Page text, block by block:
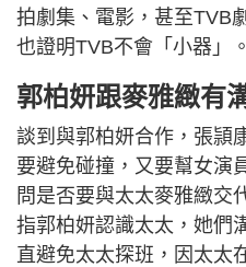
拍劇集、電影，甚至TVB
也證明TVB不會「小器」。
郭柏妍跟麥雅緻有
談到與郭柏妍合作，張頴
要避免碰撞，又要幫女演
問是否要與太太麥雅緻交
指郭柏妍認識太太，她們
直避免太太探班，因太太